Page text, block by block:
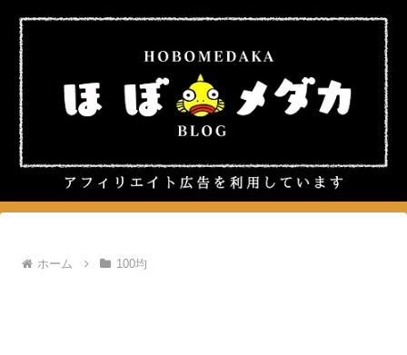
ホーム 100均